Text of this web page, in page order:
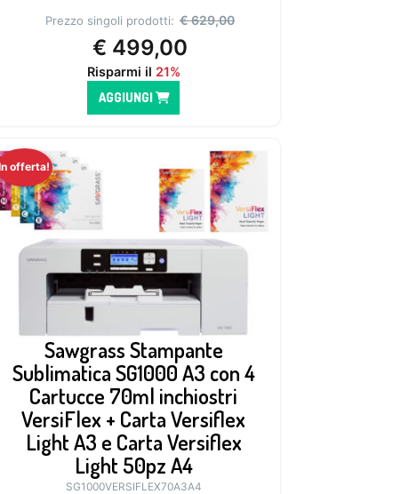
Prezzo singoli prodotti: €629,00
€ 499,00
Risparmi il 21%
AGGIUNGI
offerta!
Sawgrass Stampante
Sublimatica SG1000 A3 con 4
Cartucce 70ml inchiostri
VersiFlex + Carta Versiflex
Light A3 e Carta Versiflex
Light 50pz A4
SG1000VERSIFLEX70A3A4